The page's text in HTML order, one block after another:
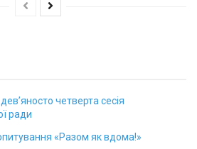
четверта сесія
ради
«Разом як вдома!»